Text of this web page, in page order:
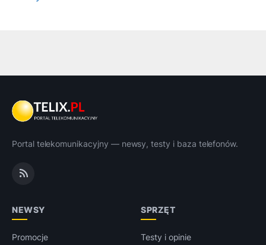
Portal telekomunikacyjny — newsy, testy i baza telefonów.
NEWSY
Promocje
SPRZĘT
Testy i opinie